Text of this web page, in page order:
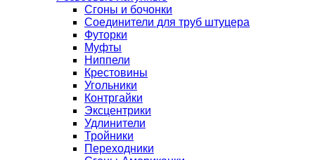
Сгоны и бочонки
Соединители для труб штуцера
Футорки
Муфты
Ниппели
Крестовины
Угольники
Контргайки
Эксцентрики
Удлинители
Тройники
Переходники